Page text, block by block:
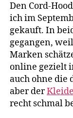
Den Cord-
ich im
gekauft. In
gegangen,
Marken
online gezielt
auch ohne die
aber der
recht schmal